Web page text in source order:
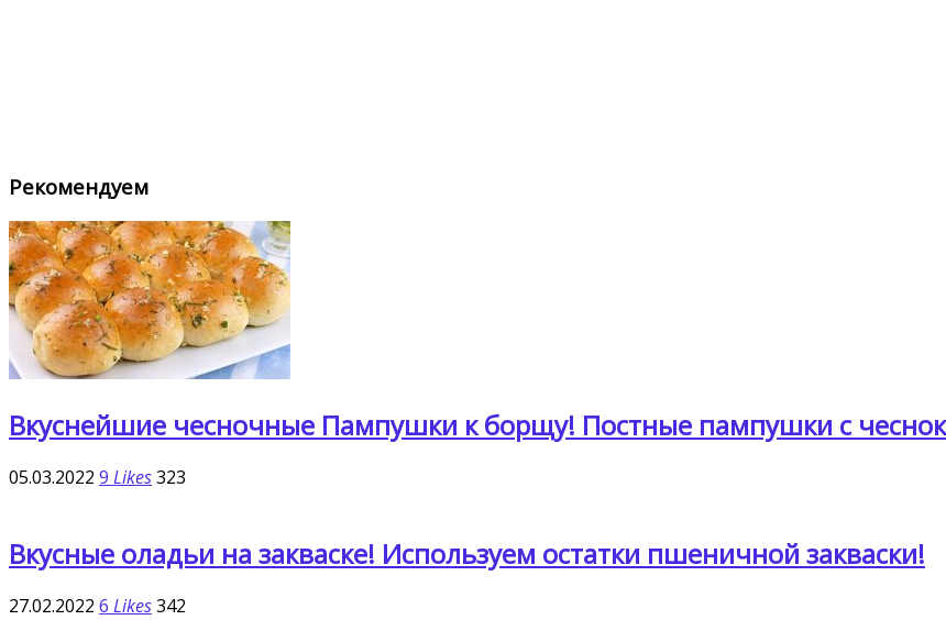
Рекомендуем
Вкуснейшие чесночные Пампушки к борщу! Постные пампушки с
05.03.2022 9 Likes323
Вкусные оладьи на закваске! Используем остатки пшеничной закваски!
27.02.2022 6 Likes342